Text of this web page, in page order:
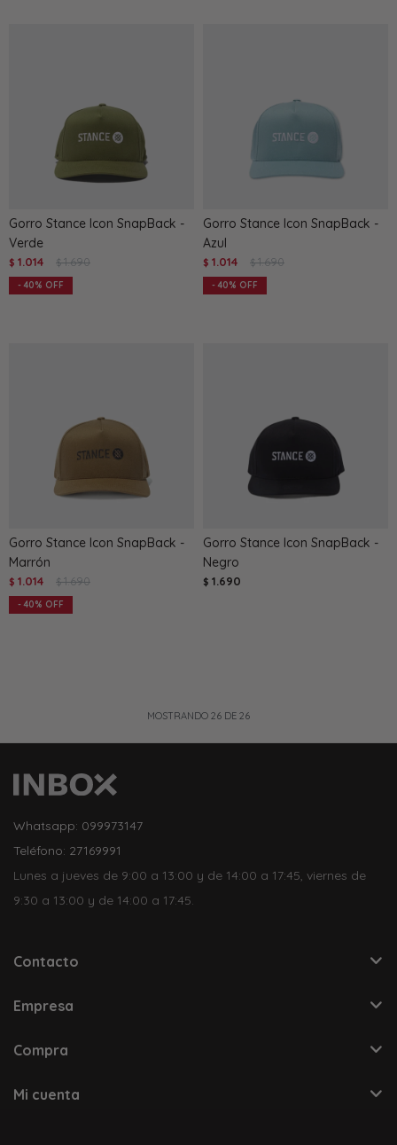
Gorro Stance Icon SnapBack -
Verde
$ 1.014 $ 1.690
40
Gorro Stance Icon SnapBack -
Azul
$ 1.014 $ 1.690
40
Gorro Stance Icon SnapBack -
Marrón
$ 1.014 $ 1.690
40
Gorro Stance Icon SnapBack -
Negro
$ 1.690
MOSTRANDO 26 DE 26
Whatsapp: 099973147
Teléfono: 27169991
Lunes a jueves de 9:00 a 13:00 y de 14:00 a 17:45, viernes de
9:30 a 13:00 y de 14:00 a 17:45.
Contacto
Empresa
Compra
Mi cuenta